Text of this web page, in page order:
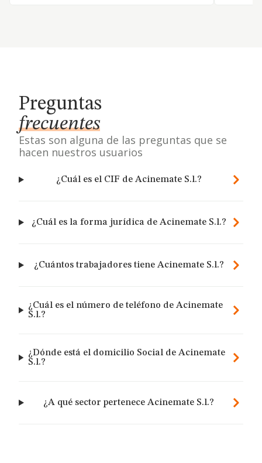
Preguntas
frecuentes
Estas son alguna de las preguntas que se
hacen nuestros usuarios
¿Cuál es el CIF de Acinemate S.l.?
¿Cuál es la forma jurídica de Acinemate S.l.?
¿Cuántos trabajadores tiene Acinemate S.l.?
¿Cuál es el número de teléfono de Acinemate
S.l.?
¿Dónde está el domicilio Social de Acinemate
S.l.?
¿A qué sector pertenece Acinemate S.l.?